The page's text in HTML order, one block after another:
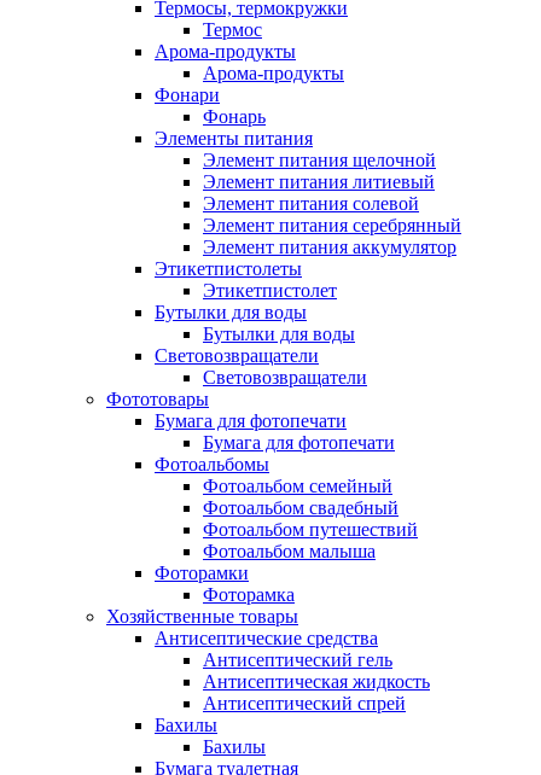
Термосы, термокружки
Термос
Арома-продукты
Арома-продукты
Фонари
Фонарь
Элементы питания
Элемент питания щелочной
Элемент питания литиевый
Элемент питания солевой
Элемент питания серебрянный
Элемент питания аккумулятор
Этикетпистолеты
Этикетпистолет
Бутылки для воды
Бутылки для воды
Световозвращатели
Световозвращатели
Фототовары
Бумага для фотопечати
Бумага для фотопечати
Фотоальбомы
Фотоальбом семейный
Фотоальбом свадебный
Фотоальбом путешествий
Фотоальбом малыша
Фоторамки
Фоторамка
Хозяйственные товары
Антисептические средства
Антисептический гель
Антисептическая жидкость
Антисептический спрей
Бахилы
Бахилы
Бумага туалетная